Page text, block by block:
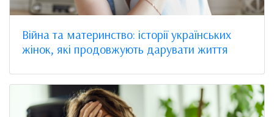
Війна та материнство: історії українських
жінок, які продовжують дарувати життя